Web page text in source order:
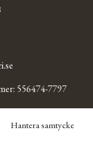
Hantera samtycke
556474-7797